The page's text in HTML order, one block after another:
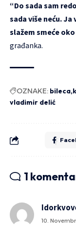
“Do sada sam
sada više neću.
slažem smeće
građanka.
OZNAKE: bileca
vladimir delić
1
10.